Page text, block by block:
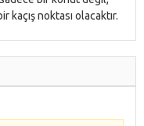
noktası olacaktır.